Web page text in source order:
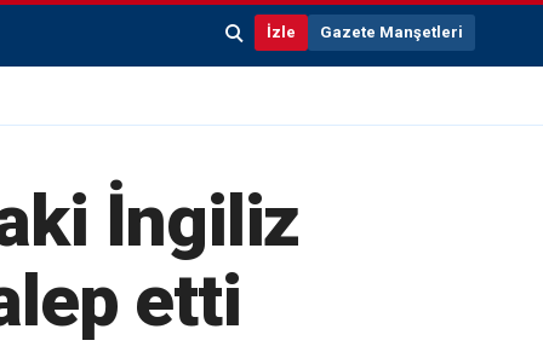
İzle Gazete Manşetleri
İngiliz
etti